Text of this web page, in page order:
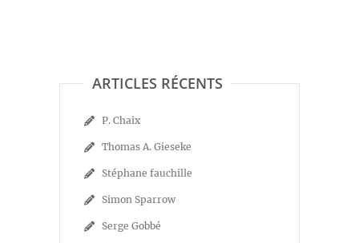
ARTICLES RÉCENTS
P. Chaix
Thomas A. Gieseke
Stéphane fauchille
Simon Sparrow
Serge Gobbé